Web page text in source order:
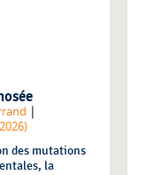
|
des mutations
la